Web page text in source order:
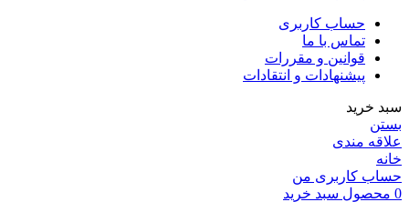
حساب کاربری
تماس با ما
قوانین و مقررات
پیشنهادات و انتقادات
سبد خرید
بستن
علاقه مندی
خانه
حساب کاربری من
0 محصول سبد خرید